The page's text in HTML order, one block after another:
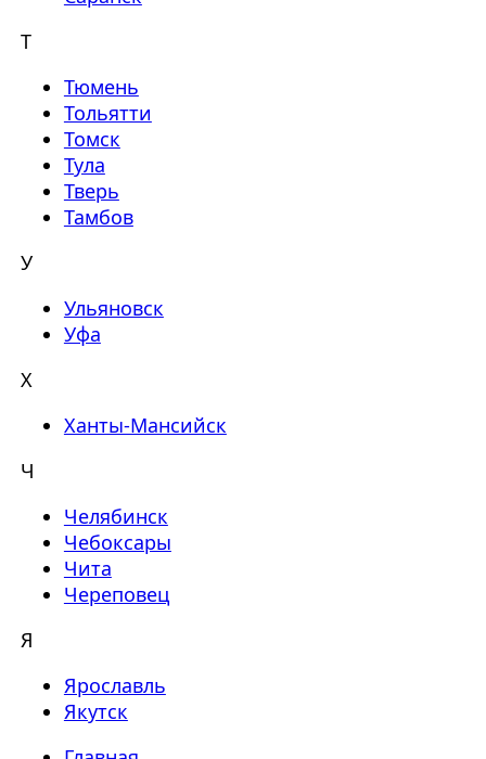
Т
Тюмень
Тольятти
Томск
Тула
Тверь
Тамбов
У
Ульяновск
Уфа
Х
Ханты-Мансийск
Ч
Челябинск
Чебоксары
Чита
Череповец
Я
Ярославль
Якутск